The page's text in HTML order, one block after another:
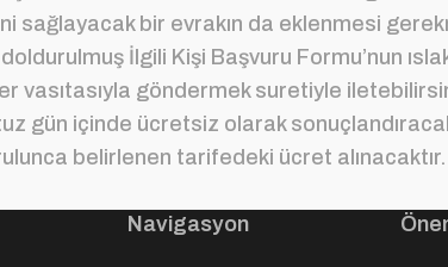
sağlayacak bir evrakın da eklenmesi
İlgili Kişi Başvuru Formu’nun
vasıtasıyla göndermek suretiyle
gün içinde ücretsiz olarak
belirlenen tarifedeki ücret alınacaktır.
Navigasyon